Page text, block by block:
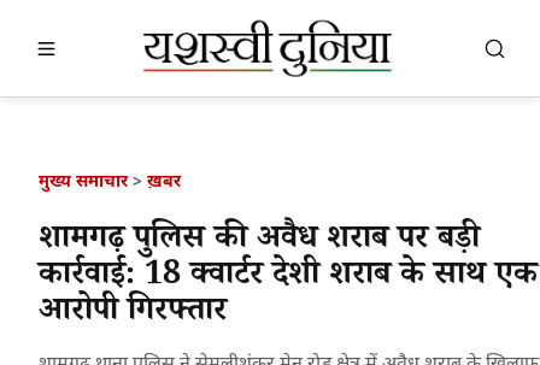
मुख्य समाचार> ख़बर
शामगढ़ पुलिस की अवैध शराब पर बड़ी
कार्रवाई: 18 क्वार्टर देशी शराब के साथ एक
आरोपी गिरफ्तार